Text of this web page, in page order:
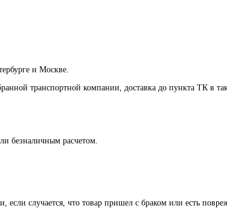
и Москве.
транспортной компании, доставка до пункта ТК в
безналичным расчетом.
если случается, что товар пришел с браком или есть